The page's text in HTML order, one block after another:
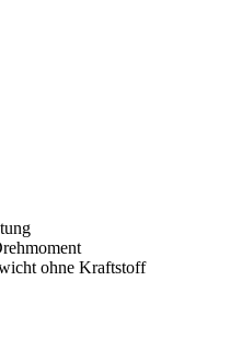
ohne Kraftstoff